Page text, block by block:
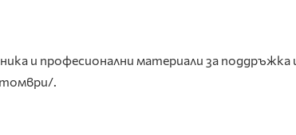
и професионални материали за поддръжка
.